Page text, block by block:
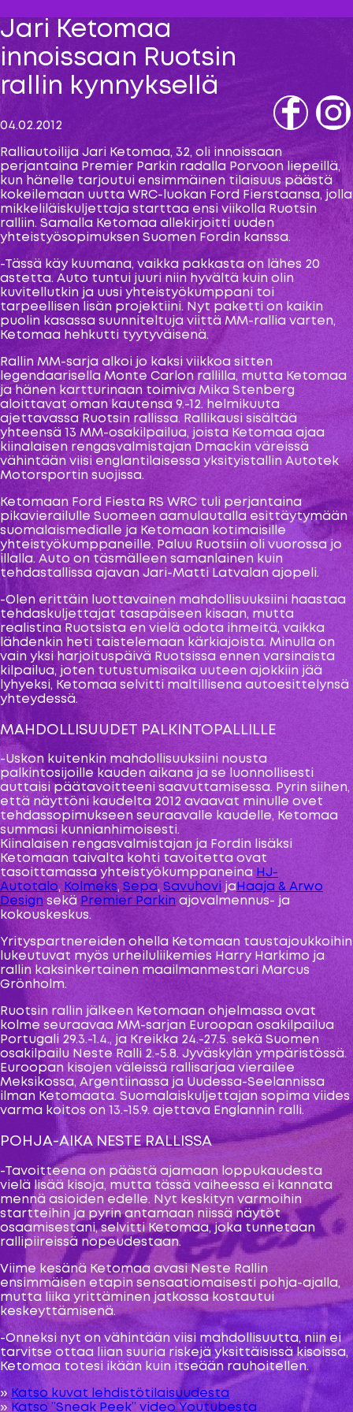
Jari Ketomaa
innoissaan Ruotsin
rallin kynnyksellä
04.02.2012
Ralliautoilija Jari Ketomaa, 32, oli innoissaan
perjantaina Premier Parkin radalla Porvoon liepeillä,
kun hänelle tarjoutui ensimmäinen tilaisuus päästä
kokeilemaan uutta WRC-luokan Ford Fierstaansa, jolla
mikkeliläiskuljettaja starttaa ensi viikolla Ruotsin
ralliin. Samalla Ketomaa allekirjoitti uuden
yhteistyösopimuksen Suomen Fordin kanssa.
-Tässä käy kuumana, vaikka pakkasta on lähes 20
astetta. Auto tuntui juuri niin hyvältä kuin olin
kuvitellutkin ja uusi yhteistyökumppani toi
tarpeellisen lisän projektiini. Nyt paketti on kaikin
puolin kasassa suunniteltuja viittä MM-rallia varten,
Ketomaa hehkutti tyytyväisenä.
Rallin MM-sarja alkoi jo kaksi viikkoa sitten
legendaarisella Monte Carlon rallilla, mutta Ketomaa
ja hänen kartturinaan toimiva Mika Stenberg
aloittavat oman kautensa 9.-12. helmikuuta
ajettavassa Ruotsin rallissa. Rallikausi sisältää
yhteensä 13 MM-osakilpailua, joista Ketomaa ajaa
kiinalaisen rengasvalmistajan Dmackin väreissä
vähintään viisi englantilaisessa yksityistallin Autotek
Motorsportin suojissa.
Ketomaan Ford Fiesta RS WRC tuli perjantaina
pikavierailulle Suomeen aamulautalla esittäytymään
suomalaismedialle ja Ketomaan kotimaisille
yhteistyökumppaneille. Paluu Ruotsiin oli vuorossa jo
illalla. Auto on täsmälleen samanlainen kuin
tehdastallissa ajavan Jari-Matti Latvalan ajopeli.
-Olen erittäin luottavainen mahdollisuuksiini haastaa
tehdaskuljettajat tasapäiseen kisaan, mutta
realistina Ruotsista en vielä odota ihmeitä, vaikka
lähdenkin heti taistelemaan kärkiajoista. Minulla on
vain yksi harjoituspäivä Ruotsissa ennen varsinaista
kilpailua, joten tutustumisaika uuteen ajokkiin jää
lyhyeksi, Ketomaa selvitti maltillisena autoesittelynsä
yhteydessä.
MAHDOLLISUUDET PALKINTOPALLILLE
-Uskon kuitenkin mahdollisuuksiini nousta
palkintosijoille kauden aikana ja se luonnollisesti
auttaisi päätavoitteeni saavuttamisessa. Pyrin siihen,
että näyttöni kaudelta 2012 avaavat minulle ovet
tehdassopimukseen seuraavalle kaudelle, Ketomaa
summasi kunnianhimoisesti.
Kiinalaisen rengasvalmistajan ja Fordin lisäksi
Ketomaan taivalta kohti tavoitetta ovat
tasoittamassa yhteistyökumppaneina HJ-
Autotalo, Kolmeks, Sepa, Savuhovi ja Haaja & Arwo
Design sekä Premier Parkin ajovalmennus- ja
kokouskeskus.
Yrityspartnereiden ohella Ketomaan taustajoukkoihin
lukeutuvat myös urheiluliikemies Harry Harkimo ja
rallin kaksinkertainen maailmanmestari Marcus
Grönholm.
Ruotsin rallin jälkeen Ketomaan ohjelmassa ovat
kolme seuraavaa MM-sarjan Euroopan osakilpailua
Portugali 29.3.-1.4., ja Kreikka 24.-27.5. sekä Suomen
osakilpailu Neste Ralli 2.-5.8. Jyväskylän ympäristössä.
Euroopan kisojen väleissä rallisarjaa vierailee
Meksikossa, Argentiinassa ja Uudessa-Seelannissa
ilman Ketomaata. Suomalaiskuljettajan sopima viides
varma koitos on 13.-15.9. ajettava Englannin ralli.
POHJA-AIKA NESTE RALLISSA
-Tavoitteena on päästä ajamaan loppukaudesta
vielä lisää kisoja, mutta tässä vaiheessa ei kannata
mennä asioiden edelle. Nyt keskityn varmoihin
startteihin ja pyrin antamaan niissä näytöt
osaamisestani, selvitti Ketomaa, joka tunnetaan
rallipiireissä nopeudestaan.
Viime kesänä Ketomaa avasi Neste Rallin
ensimmäisen etapin sensaatiomaisesti pohja-ajalla,
mutta liika yrittäminen jatkossa kostautui
keskeyttämisenä.
-Onneksi nyt on vähintään viisi mahdollisuutta, niin ei
tarvitse ottaa liian suuria riskejä yksittäisissä kisoissa,
Ketomaa totesi ikään kuin itseään rauhoitellen.
» Katso kuvat lehdistötilaisuudesta
» Katso ”Sneak Peek” video Youtubesta